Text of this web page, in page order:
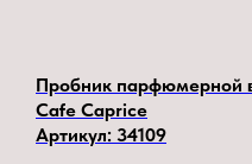
Пробник парфюмерной
Cafe Caprice
Артикул: 34109